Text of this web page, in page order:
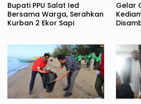
Bupati PPU Salat Ied
Bersama Warga, Serahkan
Kurban 2 Ekor Sapi
Gelar